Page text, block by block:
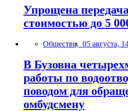
Упрощена
стоимостью до 5
Общество, 05 августа,
В Бузовна
работы по
поводом для
омбудсмену